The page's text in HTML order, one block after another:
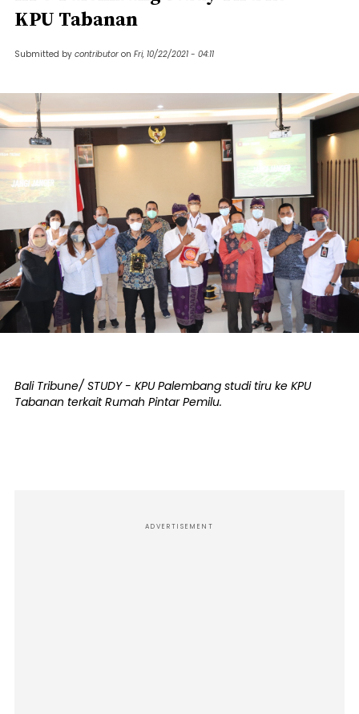
KPU Tabanan
Submitted by contributor on Fri, 10/22/2021 - 04:11
Bali Tribune/ STUDY - KPU Palembang studi tiru ke KPU
Tabanan terkait Rumah Pintar Pemilu.
ADVERTISEMENT